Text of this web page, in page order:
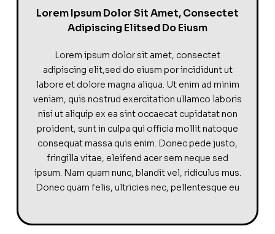
Lorem Ipsum Dolor Sit Amet, Consectet
Adipiscing Elitsed Do Eiusm
Lorem ipsum dolor sit amet, consectet
adipiscing elit,sed do eiusm por incididunt ut
labore et dolore magna aliqua. Ut enim ad minim
veniam, quis nostrud exercitation ullamco laboris
nisi ut aliquip ex ea sint occaecat cupidatat non
proident, sunt in culpa qui officia mollit natoque
consequat massa quis enim. Donec pede justo,
fringilla vitae, eleifend acer sem neque sed
ipsum. Nam quam nunc, blandit vel, ridiculus mus.
Donec quam felis, ultricies nec, pellentesque eu